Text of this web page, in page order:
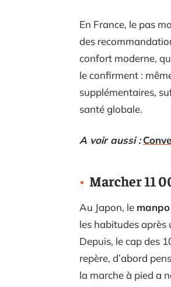
En France, le pas
des
confort moderne,
le confirment :
supplémentaires,
santé globale.
A voir aussi :
Marcher 11
Au Japon, le
les habitudes après
Depuis, le cap des
repère, d’abord
la marche à pied a